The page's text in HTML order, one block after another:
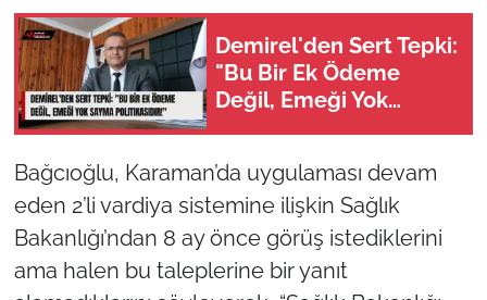
Demirel'den Sert Tepki:
"Bu Bir Ek Ödeme
Değil, Emeği Yok
Bağcıoğlu, Karaman’da uygulaması devam
eden 2’li vardiya sistemine ilişkin Sağlık
Bakanlığı’ndan 8 ay önce görüş istediklerini
ama halen bu taleplerine bir yanıt